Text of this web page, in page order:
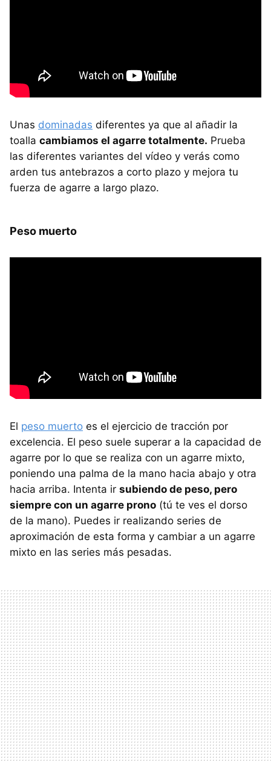
Unas dominadas diferentes ya que al añadir la
toalla cambiamos el agarre totalmente. Prueba
las diferentes variantes del vídeo y verás como
arden tus antebrazos a corto plazo y mejora tu
fuerza de agarre a largo plazo.
Peso muerto
El peso muerto es el ejercicio de tracción por
excelencia. El peso suele superar a la capacidad de
agarre por lo que se realiza con un agarre mixto,
poniendo una palma de la mano hacia abajo y otra
hacia arriba. Intenta ir subiendo de peso, pero
siempre con un agarre prono (tú te ves el dorso
de la mano). Puedes ir realizando series de
aproximación de esta forma y cambiar a un agarre
mixto en las series más pesadas.